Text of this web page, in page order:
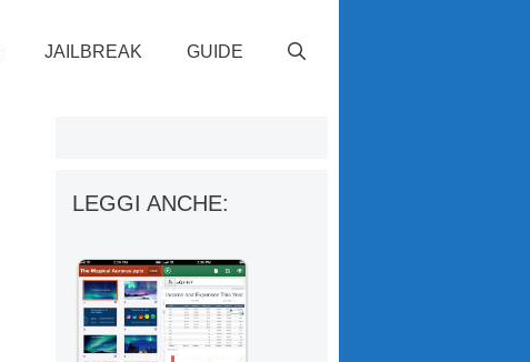
JAILBREAK GUIDE
LEGGI ANCHE: